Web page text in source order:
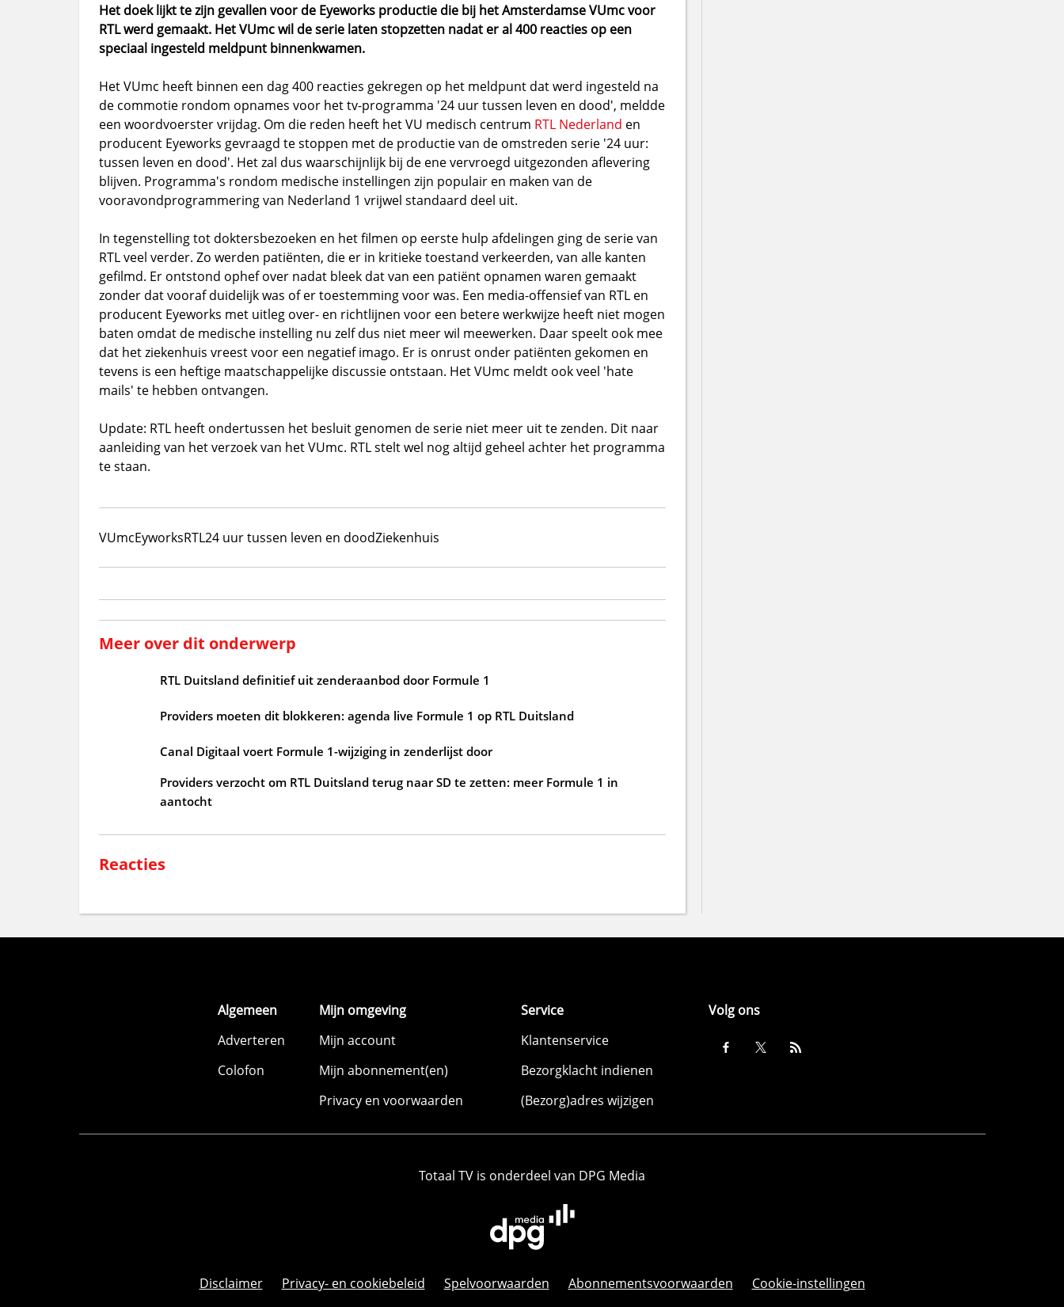
Het doek lijkt te zijn gevallen voor de Eyeworks productie die bij het Amsterdamse VUmc voor
RTL werd gemaakt. Het VUmc wil de serie laten stopzetten nadat er al 400 reacties op een
speciaal ingesteld meldpunt binnenkwamen.
Het VUmc heeft binnen een dag 400 reacties gekregen op het meldpunt dat werd ingesteld na
de commotie rondom opnames voor het tv-programma '24 uur tussen leven en dood', meldde
een woordvoerster vrijdag. Om die reden heeft het VU medisch centrum RTL Nederland en
producent Eyeworks gevraagd te stoppen met de productie van de omstreden serie '24 uur:
tussen leven en dood'. Het zal dus waarschijnlijk bij de ene vervroegd uitgezonden aflevering
blijven. Programma's rondom medische instellingen zijn populair en maken van de
vooravondprogrammering van Nederland 1 vrijwel standaard deel uit.
In tegenstelling tot doktersbezoeken en het filmen op eerste hulp afdelingen ging de serie van
RTL veel verder. Zo werden patiënten, die er in kritieke toestand verkeerden, van alle kanten
gefilmd. Er ontstond ophef over nadat bleek dat van een patiënt opnamen waren gemaakt
zonder dat vooraf duidelijk was of er toestemming voor was. Een media-offensief van RTL en
producent Eyeworks met uitleg over- en richtlijnen voor een betere werkwijze heeft niet mogen
baten omdat de medische instelling nu zelf dus niet meer wil meewerken. Daar speelt ook mee
dat het ziekenhuis vreest voor een negatief imago. Er is onrust onder patiënten gekomen en
tevens is een heftige maatschappelijke discussie ontstaan. Het VUmc meldt ook veel 'hate
mails' te hebben ontvangen.
Update: RTL heeft ondertussen het besluit genomen de serie niet meer uit te zenden. Dit naar
aanleiding van het verzoek van het VUmc. RTL stelt wel nog altijd geheel achter het programma
te staan.
VUmcEyworksRTL24 uur tussen leven en doodZiekenhuis
Meer over dit onderwerp
RTL Duitsland definitief uit zenderaanbod door Formule 1
Providers moeten dit blokkeren: agenda live Formule 1 op RTL Duitsland
Canal Digitaal voert Formule 1-wijziging in zenderlijst door
Providers verzocht om RTL Duitsland terug naar SD te zetten: meer Formule 1 in
aantocht
Reacties
Algemeen
Adverteren
Colofon
Mijn omgeving
Mijn account
Mijn abonnement(en)
Privacy en voorwaarden
Service
Klantenservice
Bezorgklacht indienen
(Bezorg)adres wijzigen
Volg ons
Totaal TV is onderdeel van DPG Media
Disclaimer Privacy- en cookiebeleid Spelvoorwaarden Abonnementsvoorwaarden Cookie-instellingen